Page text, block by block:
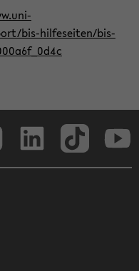
bis-hilfeseiten/bis-